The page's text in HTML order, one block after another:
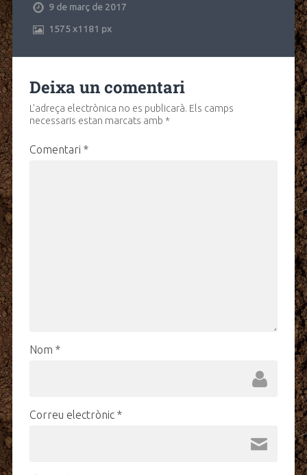
9 de març de 2017
1575x1181 px
Deixa un comentari
L'adreça electrònica no es publicarà. Els camps
necessaris estan marcats amb *
Comentari *
Nom *
Correu electrònic *